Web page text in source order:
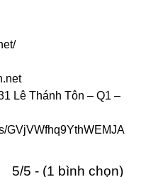
Lê Thánh Tôn – Q1 –
GVjVWfhq9YthWEMJA
5/5 - (1 bình chọn)